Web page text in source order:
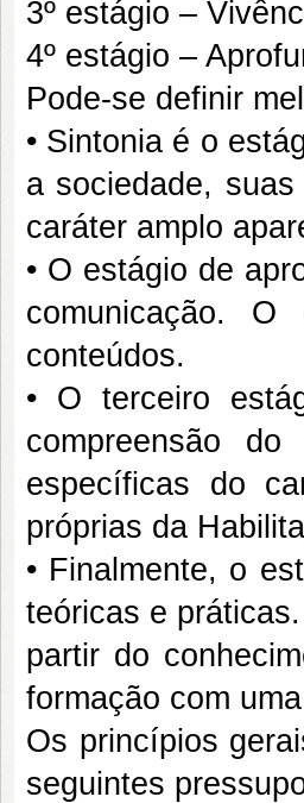
3º estágio –
4º estágio –
Pode-se definir
• Sintonia é o
a sociedade,
caráter amplo
• O estágio de
comunicação.
conteúdos.
• O terceiro
compreensão
específicas do
próprias da
• Finalmente, o
teóricas e
partir do
formação com
Os princípios
seguintes